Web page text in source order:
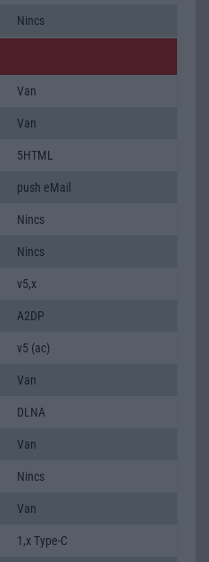
Nincs
Van
Van
5HTML
push eMail
Nincs
Nincs
v5,x
A2DP
v5 (ac)
Van
DLNA
Van
Nincs
Van
1,x Type-C